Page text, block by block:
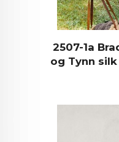
2507-1a
og Tynn